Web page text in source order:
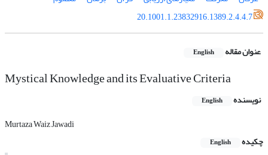
20.1001.1.23832916.1389.2.4.4.7
عنوان مقاله English
Mystical Knowledge and its Evaluative Criteria
نویسنده English
Murtaza Waiz Jawadi
چکیده
English